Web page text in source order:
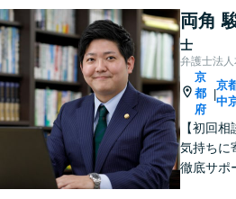
両角
士
弁護士法
京
都
府
|
京
中
【初回
気持ちに
徹底サポ